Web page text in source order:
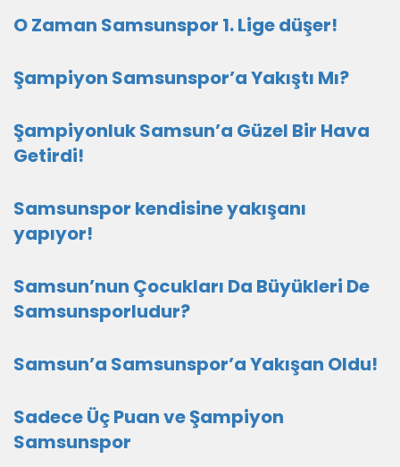
O Zaman Samsunspor 1. Lige düşer!
Şampiyon Samsunspor’a Yakıştı Mı?
Şampiyonluk Samsun’a Güzel Bir Hava
Getirdi!
Samsunspor kendisine yakışanı
yapıyor!
Samsun’nun Çocukları Da Büyükleri De
Samsunsporludur?
Samsun’a Samsunspor’a Yakışan Oldu!
Sadece Üç Puan ve Şampiyon
Samsunspor